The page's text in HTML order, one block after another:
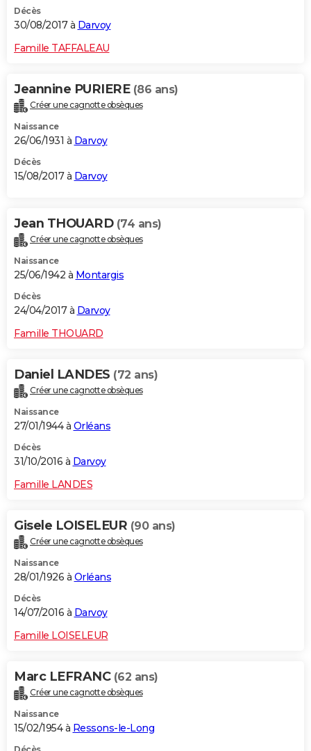
Décès
30/08/2017 à Darvoy
Famille TAFFALEAU
Jeannine PURIERE (86 ans)
Créer une cagnotte obsèques
Naissance
26/06/1931 à Darvoy
Décès
15/08/2017 à Darvoy
Jean THOUARD (74 ans)
Créer une cagnotte obsèques
Naissance
25/06/1942 à Montargis
Décès
24/04/2017 à Darvoy
Famille THOUARD
Daniel LANDES (72 ans)
Créer une cagnotte obsèques
Naissance
27/01/1944 à Orléans
Décès
31/10/2016 à Darvoy
Famille LANDES
Gisele LOISELEUR (90 ans)
Créer une cagnotte obsèques
Naissance
28/01/1926 à Orléans
Décès
14/07/2016 à Darvoy
Famille LOISELEUR
Marc LEFRANC (62 ans)
Créer une cagnotte obsèques
Naissance
15/02/1954 à Ressons-le-Long
Décès